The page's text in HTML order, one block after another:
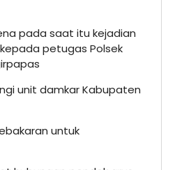
pada saat itu kejadian
petugas Polsek
unit damkar Kabupaten
untuk